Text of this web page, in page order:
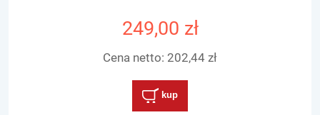
249,00 zł
Cena netto: 202,44 zł
kup